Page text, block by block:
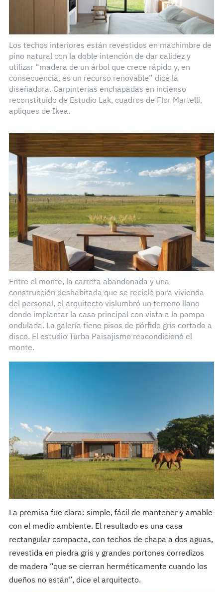
Los techos interiores están revestidos en machimbre de
pino natural con la doble intención de dar calidez y
utilizar “madera de un árbol que crece rápido y, en
consecuencia, es un recurso renovable” dice la
diseñadora. Carpinterías enchapadas en incienso
reconstituído de Estudio Lak, cuadros de Flor Martelli,
apliques de Ikea.
Entre el monte, la carreta abandonada y una
construcción deshabitada que se recicló para vivienda
del personal, el arquitecto vislumbró un terreno llano
donde implantar la casa principal con vista a la pampa
ondulada. La galería tiene pisos de pórfido gris cortado a
disco. El estudio Turba Paisajismo reacondicionó el
monte.
La premisa fue clara: simple, fácil de mantener y amable
con el medio ambiente. El resultado es una casa
rectangular compacta, con techos de chapa a dos aguas,
revestida en piedra gris y grandes portones corredizos
de madera “que se cierran herméticamente cuando los
dueños no están”, dice el arquitecto.